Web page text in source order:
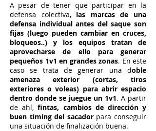
A pesar de tener que participar en la
defensa colectiva, las marcas de una
defensa individual antes del saque son
fijas (luego pueden cambiar en cruces,
bloqueos..) y los equipos tratan de
aprovecharse de ello para generar
pequeños 1v1 en grandes zonas. En este
caso se trata de generar una doble
amenaza exterior (cortas, tiros
exteriores o voleas) para abrir espacio
dentro donde se juegue un 1v1. A partir
de ahí,fintas, cambios de dirección y
buen timing del sacadorpara conseguir
una situación de finalización buena.